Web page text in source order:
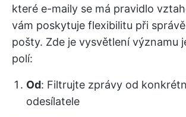
které e-maily se má pravidlo
vám poskytuje flexibilitu při
pošty. Zde je vysvětlení významu
polí:
Od: Filtrujte zprávy od
odesílatele